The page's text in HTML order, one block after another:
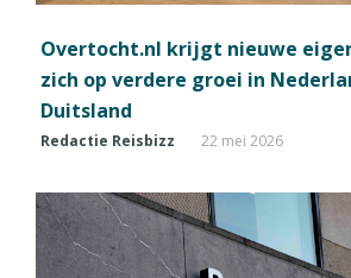
Overtocht.nl krijgt nieuwe
zich op verdere groei in
Duitsland
Redactie Reisbizz 22 mei 2026